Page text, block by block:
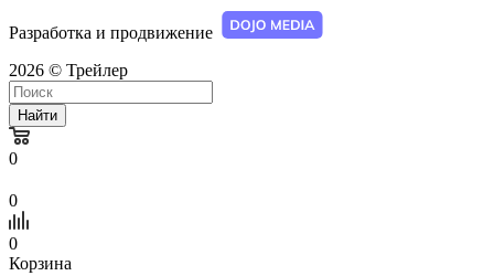
Разработка и продвижение
2026 © Трейлер
Найти
0
0
0
Корзина